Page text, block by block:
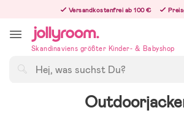
innehållet
Versandkostenfrei ab 100 €
Bestelle heute, dann versenden wir direkt
Skandinaviens größter Kinder- & Babyshop